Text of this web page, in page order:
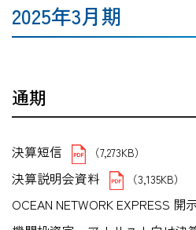
2025年3月期
通期
決算短信 （7,273KB）
決算説明会資料 （3,135KB）
OCEAN NETWORK EXPRESS 開